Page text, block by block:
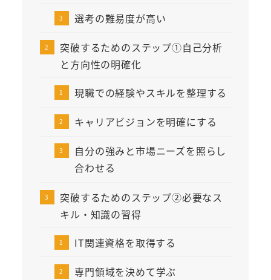
選考の難易度が高い
突破するためのステップ①自己分析
と方向性の明確化
現職での経験やスキルを整理する
キャリアビジョンを明確にする
自分の強みと市場ニーズを照らし
合わせる
突破するためのステップ②必要なス
キル・知識の習得
IT関連資格を取得する
専門領域を決めて学ぶ